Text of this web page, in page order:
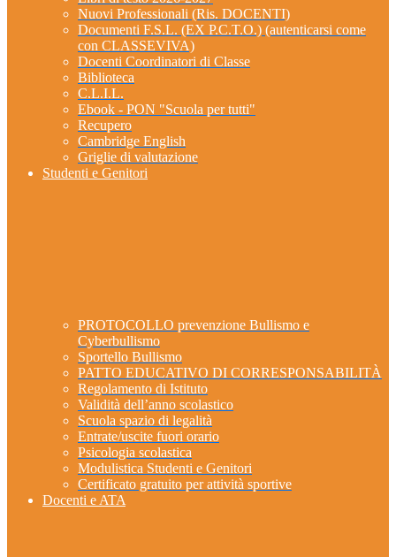
Nuovi Professionali (Ris. DOCENTI)
Documenti F.S.L. (EX P.C.T.O.) (autenticarsi come
con CLASSEVIVA)
Docenti Coordinatori di Classe
Biblioteca
C.L.I.L.
Ebook - PON "Scuola per tutti"
Recupero
Cambridge English
Griglie di valutazione
Studenti e Genitori
PROTOCOLLO prevenzione Bullismo e
Cyberbullismo
Sportello Bullismo
PATTO EDUCATIVO DI CORRESPONSABILITÀ
Regolamento di Istituto
Validità dell’anno scolastico
Scuola spazio di legalità
Entrate/uscite fuori orario
Psicologia scolastica
Modulistica Studenti e Genitori
Certificato gratuito per attività sportive
Docenti e ATA